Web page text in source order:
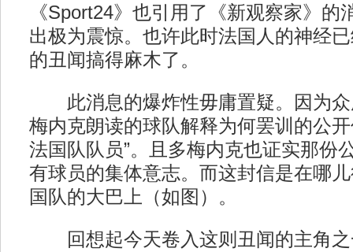
《Sport24》也引用了《新观察家》的
出极为震惊。也许此时法国人的神经
的丑闻搞得麻木了。
此消息的爆炸性毋庸置疑。因为众
梅内克朗读的球队解释为何罢训的公
法国队队员”。且多梅内克也证实那份
有球员的集体意志。而这封信是在哪
国队的大巴上（如图）。
回想起今天卷入这则丑闻的主角之